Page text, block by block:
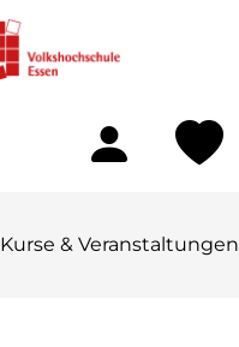
Kurse & Veranstaltungen